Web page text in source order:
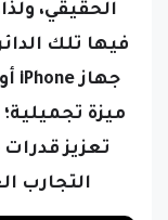
الحقيقي،
فيها تلك
ميزة
تعزيز
التجارب